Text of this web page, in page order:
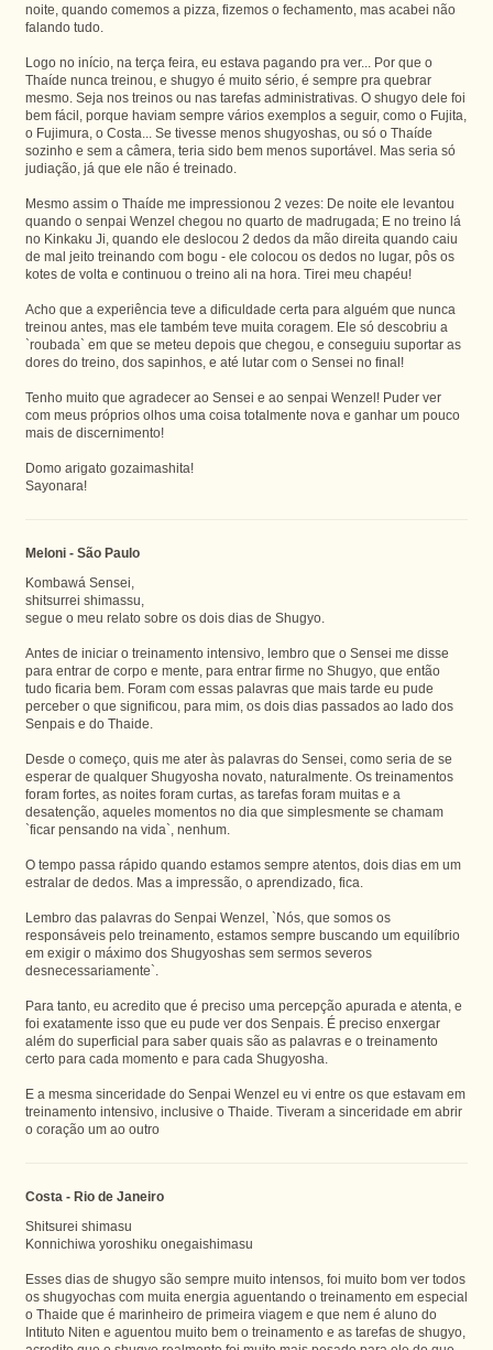
noite, quando comemos a pizza, fizemos o fechamento, mas acabei não
falando tudo.
Logo no início, na terça feira, eu estava pagando pra ver... Por que o
Thaíde nunca treinou, e shugyo é muito sério, é sempre pra quebrar
mesmo. Seja nos treinos ou nas tarefas administrativas. O shugyo dele foi
bem fácil, porque haviam sempre vários exemplos a seguir, como o Fujita,
o Fujimura, o Costa... Se tivesse menos shugyoshas, ou só o Thaíde
sozinho e sem a câmera, teria sido bem menos suportável. Mas seria só
judiação, já que ele não é treinado.
Mesmo assim o Thaíde me impressionou 2 vezes: De noite ele levantou
quando o senpai Wenzel chegou no quarto de madrugada; E no treino lá
no Kinkaku Ji, quando ele deslocou 2 dedos da mão direita quando caiu
de mal jeito treinando com bogu - ele colocou os dedos no lugar, pôs os
kotes de volta e continuou o treino ali na hora. Tirei meu chapéu!
Acho que a experiência teve a dificuldade certa para alguém que nunca
treinou antes, mas ele também teve muita coragem. Ele só descobriu a
`roubada` em que se meteu depois que chegou, e conseguiu suportar as
dores do treino, dos sapinhos, e até lutar com o Sensei no final!
Tenho muito que agradecer ao Sensei e ao senpai Wenzel! Puder ver
com meus próprios olhos uma coisa totalmente nova e ganhar um pouco
mais de discernimento!
Domo arigato gozaimashita!
Sayonara!
Meloni - São Paulo
Kombawá Sensei,
shitsurrei shimassu,
segue o meu relato sobre os dois dias de Shugyo.
Antes de iniciar o treinamento intensivo, lembro que o Sensei me disse
para entrar de corpo e mente, para entrar firme no Shugyo, que então
tudo ficaria bem. Foram com essas palavras que mais tarde eu pude
perceber o que significou, para mim, os dois dias passados ao lado dos
Senpais e do Thaide.
Desde o começo, quis me ater às palavras do Sensei, como seria de se
esperar de qualquer Shugyosha novato, naturalmente. Os treinamentos
foram fortes, as noites foram curtas, as tarefas foram muitas e a
desatenção, aqueles momentos no dia que simplesmente se chamam
`ficar pensando na vida`, nenhum.
O tempo passa rápido quando estamos sempre atentos, dois dias em um
estralar de dedos. Mas a impressão, o aprendizado, fica.
Lembro das palavras do Senpai Wenzel, `Nós, que somos os
responsáveis pelo treinamento, estamos sempre buscando um equilíbrio
em exigir o máximo dos Shugyoshas sem sermos severos
desnecessariamente`.
Para tanto, eu acredito que é preciso uma percepção apurada e atenta, e
foi exatamente isso que eu pude ver dos Senpais. É preciso enxergar
além do superficial para saber quais são as palavras e o treinamento
certo para cada momento e para cada Shugyosha.
E a mesma sinceridade do Senpai Wenzel eu vi entre os que estavam em
treinamento intensivo, inclusive o Thaide. Tiveram a sinceridade em abrir
o coração um ao outro
Costa - Rio de Janeiro
Shitsurei shimasu
Konnichiwa yoroshiku onegaishimasu
Esses dias de shugyo são sempre muito intensos, foi muito bom ver todos
os shugyochas com muita energia aguentando o treinamento em especial
o Thaide que é marinheiro de primeira viagem e que nem é aluno do
Intituto Niten e aguentou muito bem o treinamento e as tarefas de shugyo,